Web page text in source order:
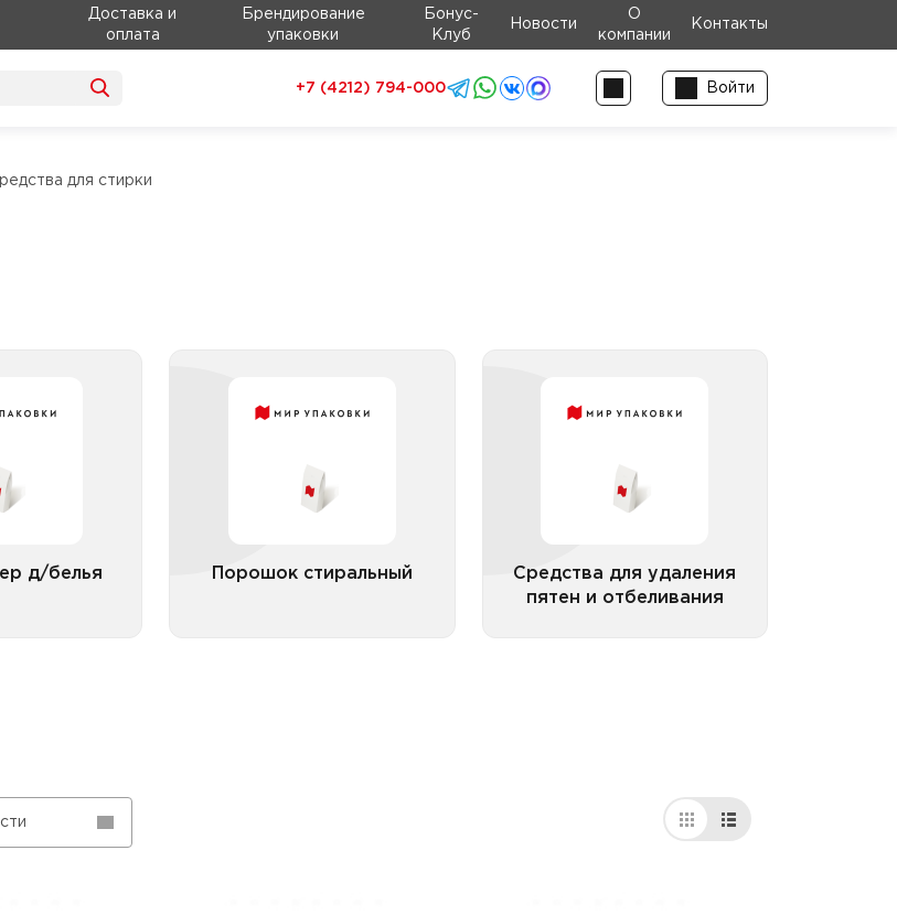
Доставка и
оплата
Брендирование
упаковки
Бонус-
Клуб
Новости
О
компании
Контакты
+7 (4212) 794-000 Войти
для стирки
д/белья Порошок стиральный
Порошок стиральный от 5,1
Средства для удаления
пятен и отбеливания
пятен и отбеливания
Пятновыводитель
Все категории